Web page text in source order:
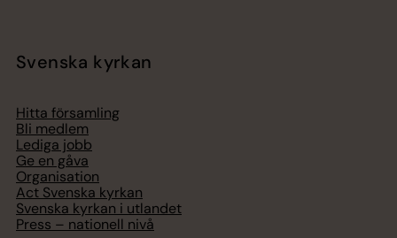
Svenska kyrkan
Hitta församling
Bli medlem
Lediga jobb
Ge en gåva
Organisation
Act Svenska kyrkan
Svenska kyrkan i utlandet
Press – nationell nivå